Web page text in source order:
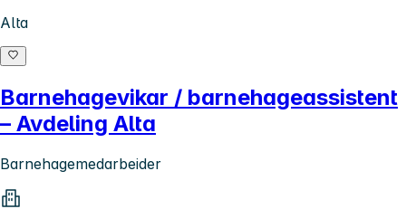
Alta
Barnehagevikar / barnehageassistent
– Avdeling Alta
Barnehagemedarbeider